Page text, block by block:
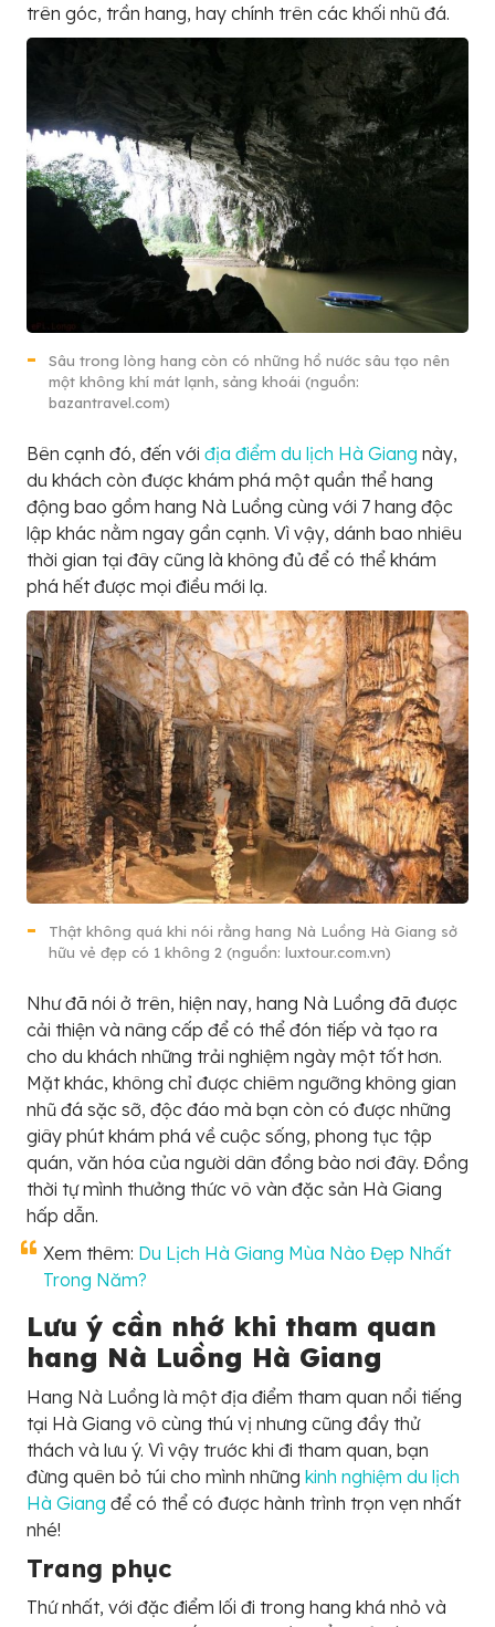
trên góc, trần hang, hay chính trên các khối nhũ đá.
Sâu trong lòng hang còn có những hồ nước sâu tạo nên
một không khí mát lạnh, sảng khoái (nguồn:
bazantravel.com)
Bên cạnh đó, đến với địa điểm du lịch Hà Giang này,
du khách còn được khám phá một quần thể hang
động bao gồm hang Nà Luồng cùng với 7 hang độc
lập khác nằm ngay gần cạnh. Vì vậy, dánh bao nhiêu
thời gian tại đây cũng là không đủ để có thể khám
phá hết được mọi điều mới lạ.
Thật không quá khi nói rằng hang Nà Luồng Hà Giang sở
hữu vẻ đẹp có 1 không 2 (nguồn: luxtour.com.vn)
Như đã nói ở trên, hiện nay, hang Nà Luồng đã được
cải thiện và nâng cấp để có thể đón tiếp và tạo ra
cho du khách những trải nghiệm ngày một tốt hơn.
Mặt khác, không chỉ được chiêm ngưỡng không gian
nhũ đá sặc sỡ, độc đáo mà bạn còn có được những
giây phút khám phá về cuộc sống, phong tục tập
quán, văn hóa của người dân đồng bào nơi đây. Đồng
thời tự mình thưởng thức vô vàn đặc sản Hà Giang
hấp dẫn.
Xem thêm: Du Lịch Hà Giang Mùa Nào Đẹp Nhất
Trong Năm?
Lưu ý cần nhớ khi tham quan
hang Nà Luồng Hà Giang
Hang Nà Luồng là một địa điểm tham quan nổi tiếng
tại Hà Giang vô cùng thú vị nhưng cũng đầy thử
thách và lưu ý. Vì vậy trước khi đi tham quan, bạn
đừng quên bỏ túi cho mình những kinh nghiệm du lịch
Hà Giang để có thể có được hành trình trọn vẹn nhất
nhé!
Trang phục
Thứ nhất, với đặc điểm lối đi trong hang khá nhỏ và